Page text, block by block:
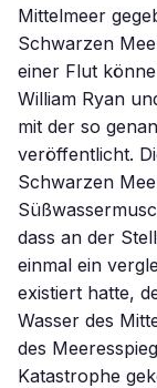
Mittelmeer
Schwarzen
einer Flut
William Ryan
mit der so
veröffentlicht.
Schwarzen
dass an der
einmal ein
existiert hatte,
Wasser des
des
Katastrophe